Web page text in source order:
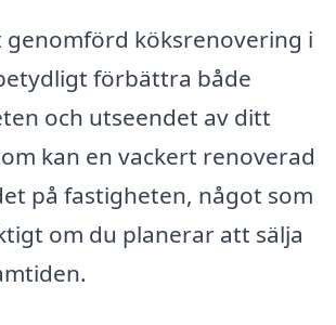
genomförd köksrenovering i
förbättra både
och utseendet av ditt
kan en vackert renoverad
på fastigheten, något som
om du planerar att sälja